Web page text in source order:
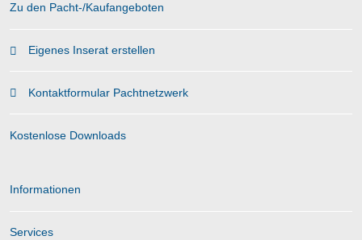
Zu den Pacht-/Kaufangeboten
Eigenes Inserat erstellen
Kontaktformular Pachtnetzwerk
Kostenlose Downloads
Informationen
Services